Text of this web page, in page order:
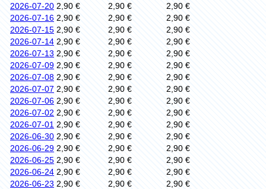
2026-07-20 2,90 € 2,90 €
2,90 €
2026-07-16 2,90 € 2,90 €
2,90 €
2026-07-15 2,90 € 2,90 €
2,90 €
2026-07-14 2,90 € 2,90 €
2,90 €
2026-07-13 2,90 € 2,90 €
2,90 €
2026-07-09 2,90 € 2,90 €
2,90 €
2026-07-08 2,90 € 2,90 €
2,90 €
2026-07-07 2,90 € 2,90 €
2,90 €
2026-07-06 2,90 € 2,90 €
2,90 €
2026-07-02 2,90 € 2,90 €
2,90 €
2026-07-01 2,90 € 2,90 €
2,90 €
2026-06-30 2,90 € 2,90 €
2,90 €
2026-06-29 2,90 € 2,90 €
2,90 €
2026-06-25 2,90 € 2,90 €
2,90 €
2026-06-24 2,90 € 2,90 €
2,90 €
2026-06-23 2,90 € 2,90 €
2,90 €